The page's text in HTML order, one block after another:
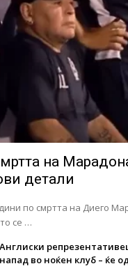
на
детали
по смртта на Диего
се …
Англиски
напад во ноќен клуб – ќе